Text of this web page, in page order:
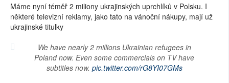
Máme nyní téměř 2 miliony ukrajinských uprchlíků v Polsku. I
některé televizní reklamy, jako tato na vánoční nákupy, mají už
ukrajinské titulky
We have nearly 2 millions Ukrainian refugees in
Poland now. Even some commercials on TV have
subtitles now. pic.twitter.com/rG8YI07GMs